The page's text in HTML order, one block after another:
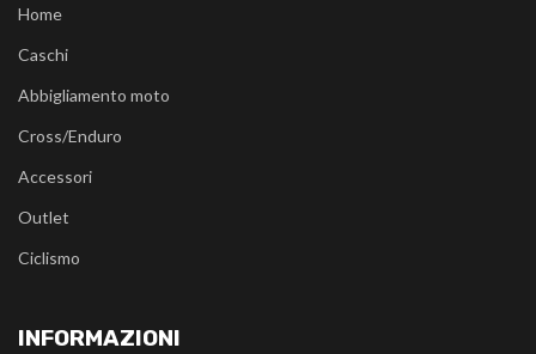
Home
Caschi
Abbigliamento moto
Cross/Enduro
Accessori
Outlet
Ciclismo
INFORMAZIONI